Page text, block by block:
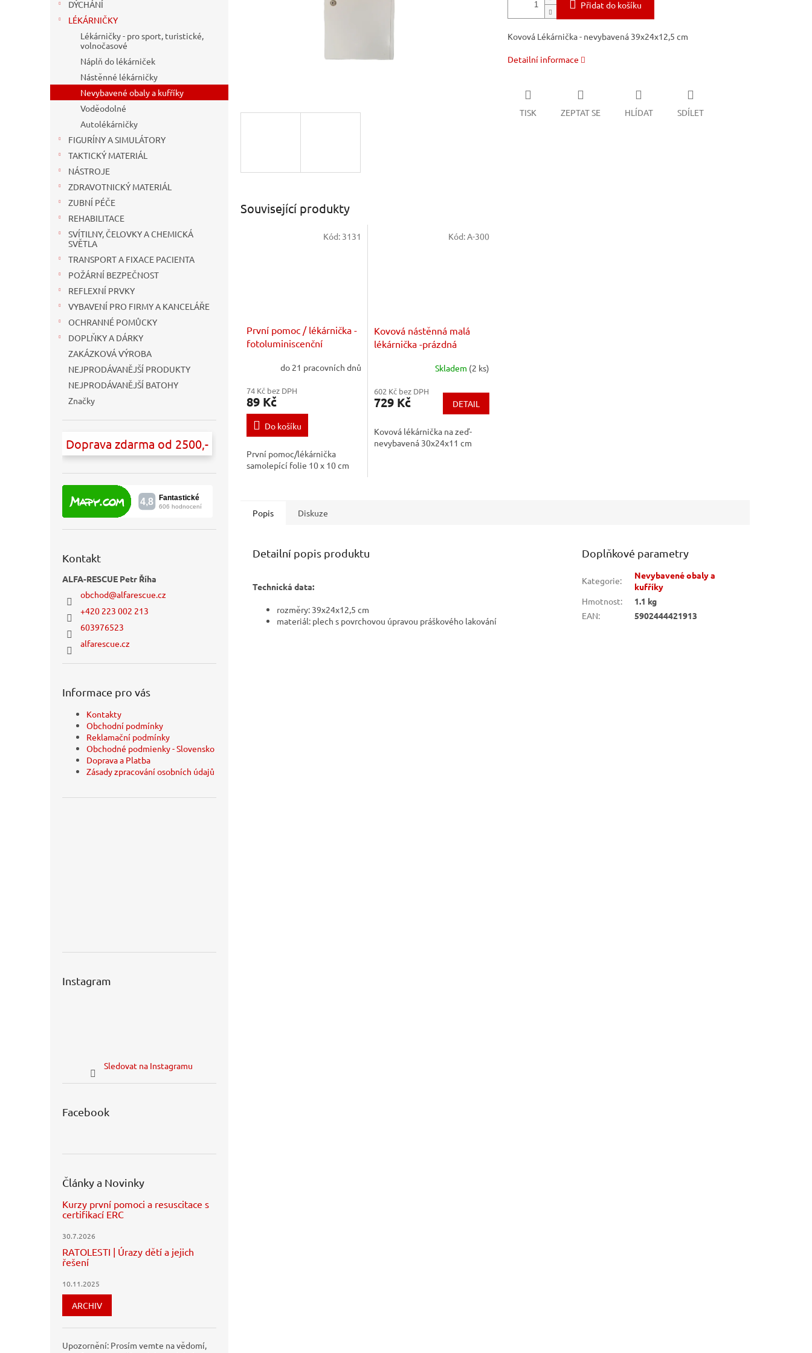
DÝCHÁNÍ
LÉKÁRNIČKY
Lékárničky - pro sport, turistické,
volnočasové
Náplň do lékárniček
Nástěnné lékárničky
Nevybavené obaly a kufříky
Voděodolné
Autolékárničky
FIGURÍNY A SIMULÁTORY
TAKTICKÝ MATERIÁL
NÁSTROJE
ZDRAVOTNICKÝ MATERIÁL
ZUBNÍ PÉČE
REHABILITACE
SVÍTILNY, ČELOVKY A CHEMICKÁ
SVĚTLA
TRANSPORT A FIXACE PACIENTA
POŽÁRNÍ BEZPEČNOST
REFLEXNÍ PRVKY
VYBAVENÍ PRO FIRMY A KANCELÁŘE
OCHRANNÉ POMŮCKY
DOPLŇKY A DÁRKY
ZAKÁZKOVÁ VÝROBA
NEJPRODÁVANĚJŠÍ PRODUKTY
NEJPRODÁVANĚJŠÍ BATOHY
Značky
Doprava zdarma od 2500,-
Kontakt
ALFA-RESCUE Petr Říha
obchod@alfarescue.cz
+420 223 002 213
603976523
alfarescue.cz
Informace pro vás
Kontakty
Obchodní podmínky
Reklamační podmínky
Obchodné podmienky - Slovensko
Doprava a Platba
Zásady zpracování osobních údajů
Instagram
Sledovat na Instagramu
Facebook
Články a Novinky
Kurzy první pomoci a resuscitace s
certifikací ERC
30.7.2026
RATOLESTI | Úrazy dětí a jejich
řešení
10.11.2025
ARCHIV
Upozornění: Prosím vemte na vědomí,
Přidat do košíku
Kovová Lékárnička - nevybavená 39x24x12,5 cm
Detailní informace
TISK ZEPTAT SE HLÍDAT SDÍLET
Související produkty
První pomoc / lékárnička -
fotoluminiscenční
do 21 pracovních dnů
74 Kč bez DPH
89 Kč
Do košíku
První pomoc/lékárnička
samolepící folie 10 x 10 cm
Kód: 3131
Kovová nástěnná malá
lékárnička -prázdná
Skladem (2 ks)
602 Kč bez DPH
729 Kč DETAIL
Kovová lékárnička na zeď-
nevybavená 30x24x11 cm
Kód:A-300
Popis Diskuze
Detailní popis produktu
Technická data:
rozměry: 39x24x12,5 cm
materiál: plech s povrchovou úpravou práškového lakování
Doplňkové parametry
Kategorie:
Nevybavené obaly a
kufříky
Hmotnost:
1.1 kg
EAN: 5902444421913